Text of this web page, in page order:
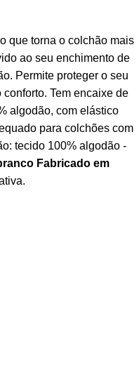
que torna o colchão mais
ao seu enchimento de
Permite proteger o seu
Tem encaixe de
algodão, com elástico
para colchões com
tecido 100% algodão -
Fabricado em